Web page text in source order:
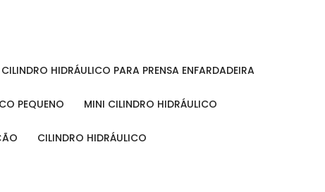
CILINDRO HIDRÁULICO PARA PRENSA ENFARDADEIRA
PEQUENO MINI CILINDRO HIDRÁULICO
CILINDRO HIDRÁULICO